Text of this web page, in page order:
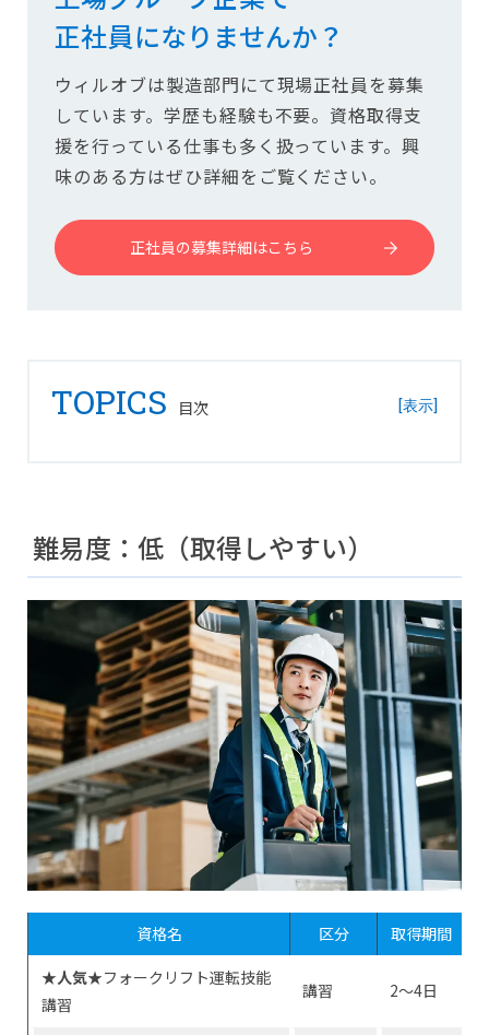
正社員になりませんか？
ウィルオブは製造部門にて現場正社員を募集
しています。学歴も経験も不要。資格取得支
援を行っている仕事も多く扱っています。興
味のある方はぜひ詳細をご覧ください。
正社員の募集詳細はこちら
TOPICS
どうせ資格を取得するのなら国家資格がいい！受験資格
国家資格ではないけれど、あわせて取得したいCAD資格
資格は働きながら取得するのがおすすめ
まとめ
難易度：低（取得しやすい）
資格名 区分
取得期間
★人気★フォークリフト運転技能
講習
講習 2〜4日